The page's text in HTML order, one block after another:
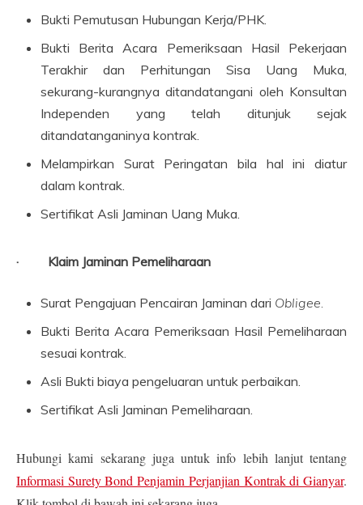
Bukti Pemutusan Hubungan Kerja/PHK.
Bukti Berita Acara Pemeriksaan Hasil Pekerjaan
Terakhir dan Perhitungan Sisa Uang Muka,
sekurang-kurangnya ditandatangani oleh Konsultan
Independen yang telah ditunjuk sejak
ditandatanganinya kontrak.
Melampirkan Surat Peringatan bila hal ini diatur
dalam kontrak.
Sertifikat Asli Jaminan Uang Muka.
· Klaim Jaminan Pemeliharaan
Surat Pengajuan Pencairan Jaminan dari Obligee
Bukti Berita Acara Pemeriksaan Hasil Pemeliharaan
sesuai kontrak.
Asli Bukti biaya pengeluaran untuk perbaikan.
Sertifikat Asli Jaminan Pemeliharaan.
Hubungi kami sekarang juga untuk info lebih lanjut tentang
Informasi Surety Bond Penjamin Perjanjian Kontrak di Gianyar.